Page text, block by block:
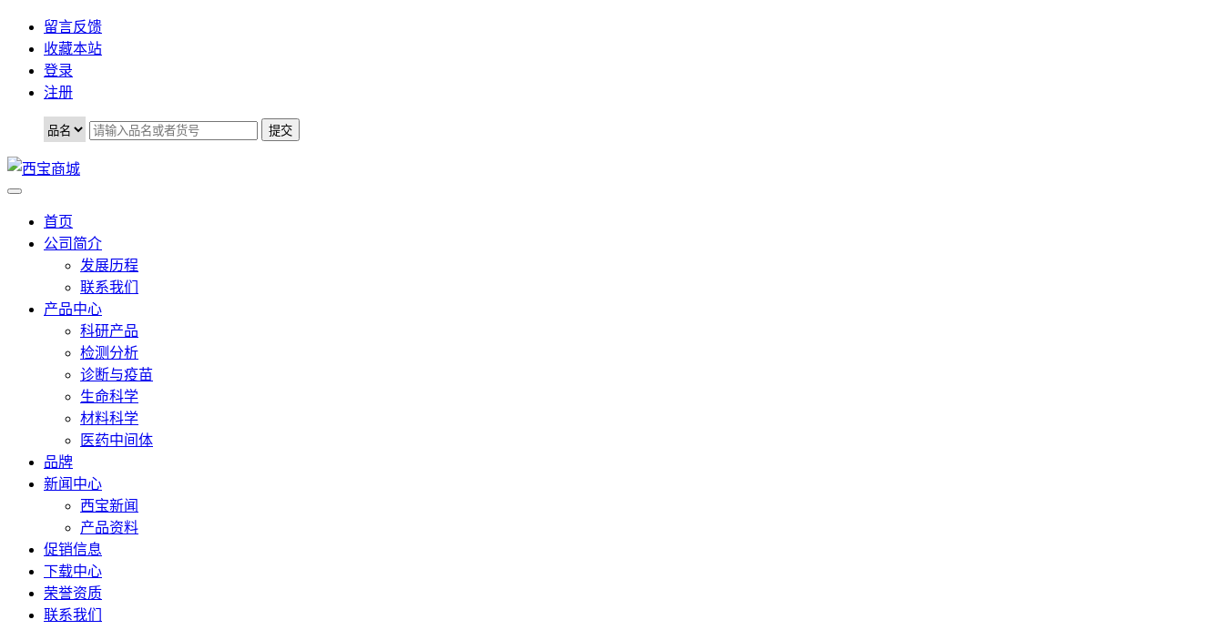
留言反馈
收藏本站
登录
注册
首页
公司简介
发展历程
联系我们
产品中心
科研产品
检测分析
诊断与疫苗
生命科学
材料科学
医药中间体
品牌
新闻中心
西宝新闻
产品资料
促销信息
下载中心
荣誉资质
联系我们